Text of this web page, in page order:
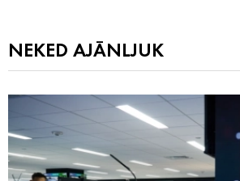
NEKED AJÁNLJUK